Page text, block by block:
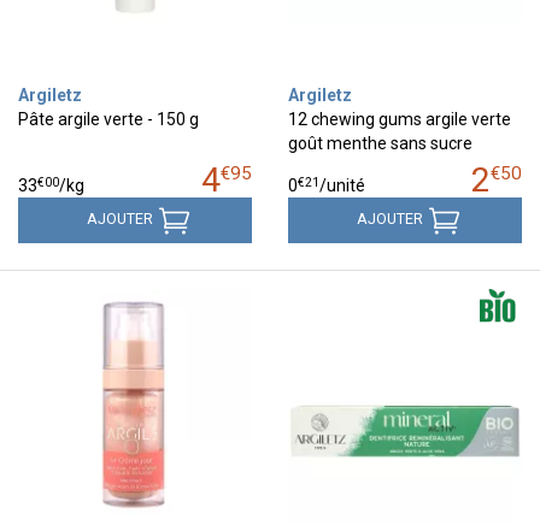
Argiletz
Pâte argile verte - 150 g
4€95
33€00/kg
AJOUTER
Argiletz
12 chewing gums argile verte
goût menthe sans sucre
2€50
0€21/unité
AJOUTER